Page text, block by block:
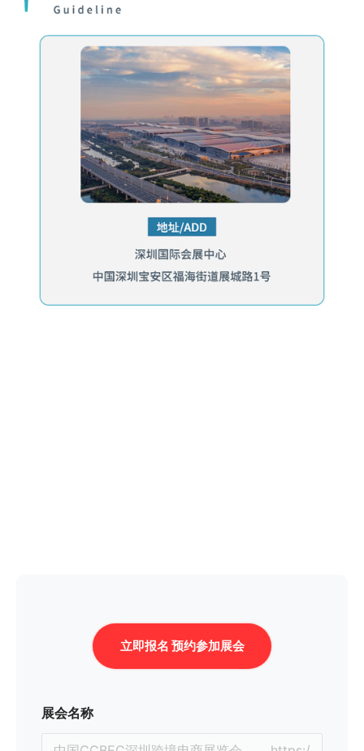
立即报名 预约参加展会
展会名称